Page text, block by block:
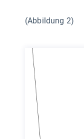
(Abbildung 2)